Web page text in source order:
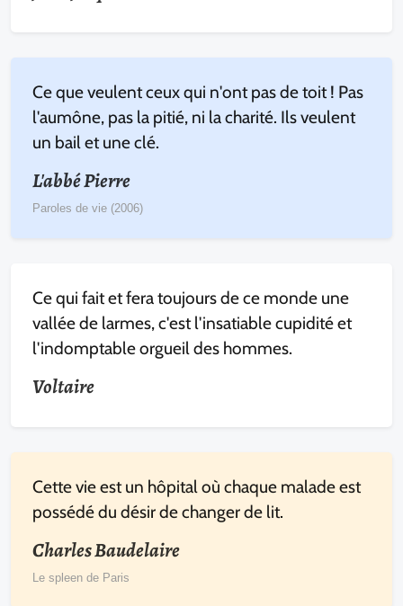
Ce que veulent ceux qui n'ont pas de toit ! Pas
l'aumône, pas la pitié, ni la charité. Ils veulent
un bail et une clé.
L'abbé Pierre
Paroles de vie (2006)
Ce qui fait et fera toujours de ce monde une
vallée de larmes, c'est l'insatiable cupidité et
l'indomptable orgueil des hommes.
Voltaire
Cette vie est un hôpital où chaque malade est
possédé du désir de changer de lit.
Charles Baudelaire
Le spleen de Paris